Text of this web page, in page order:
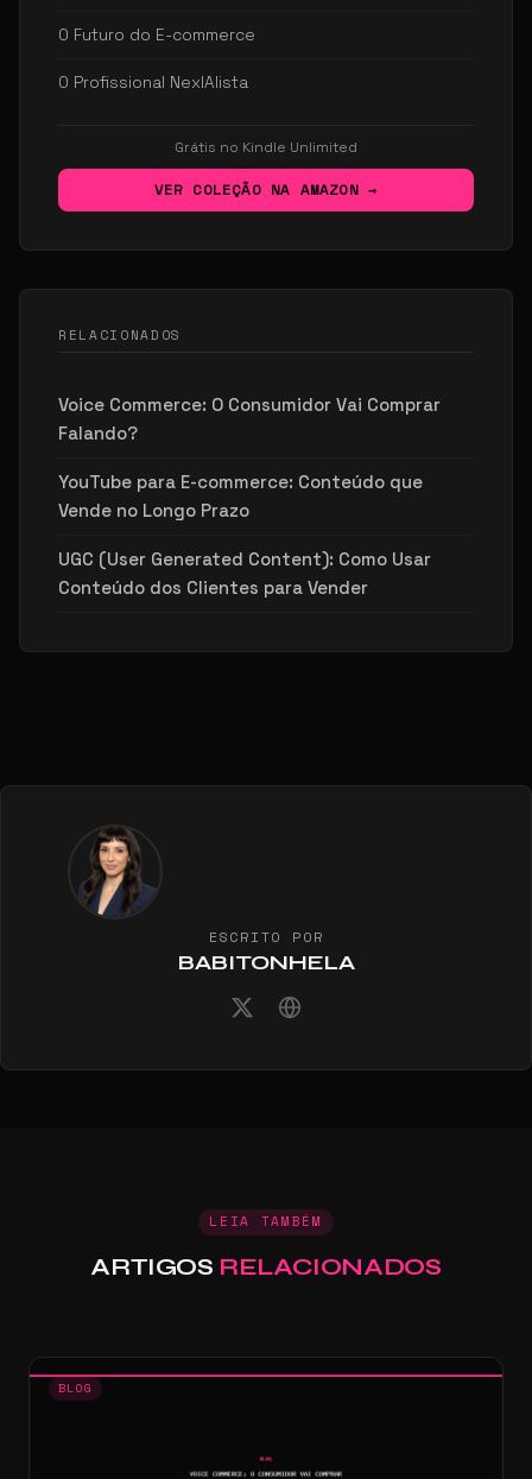
O Futuro do E-commerce
O Profissional NexIAlista
Grátis no Kindle Unlimited
VER COLEÇÃO NA AMAZON →
RELACIONADOS
Voice Commerce: O Consumidor Vai Comprar
Falando?
YouTube para E-commerce: Conteúdo que
Vende no Longo Prazo
UGC (User Generated Content): Como Usar
Conteúdo dos Clientes para Vender
ESCRITO POR
BABITONHELA
LEIA TAMBÉM
ARTIGOS RELACIONADOS
BLOG